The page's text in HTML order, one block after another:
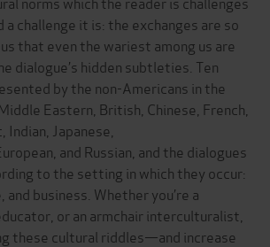
challenge it is: the exchanges are so
that even the wariest among us are
dialogue’s hidden subtleties. Ten
by the non-Americans in the
Eastern, British, Chinese, French,
Indian, Japanese,
and Russian, and the dialogues
to the setting in which they occur:
business. Whether you’re a
or an armchair interculturalist,
these cultural riddles—and increase